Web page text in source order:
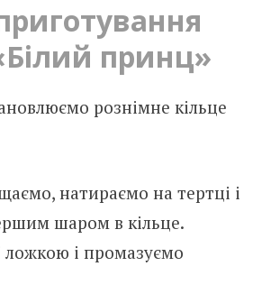
принц»
рознімне кільце
натираємо на тертці і
шаром в кільце.
ложкою і промазуємо